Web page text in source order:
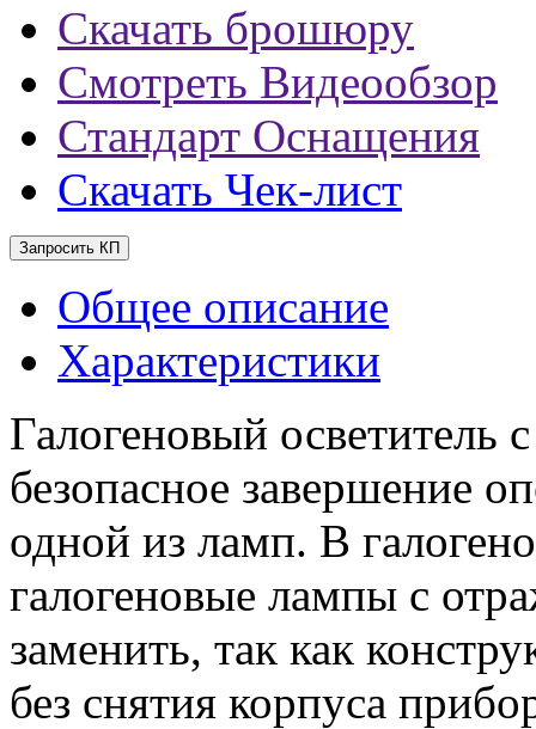
Скачать брошюру
Смотреть Видеообзор
Стандарт Оснащения
Скачать Чек-лист
Запросить КП
Общее описание
Характеристики
Галогеновый осветитель
безопасное завершение
одной из ламп. В
галогеновые лампы с
заменить, так как
без снятия корпуса